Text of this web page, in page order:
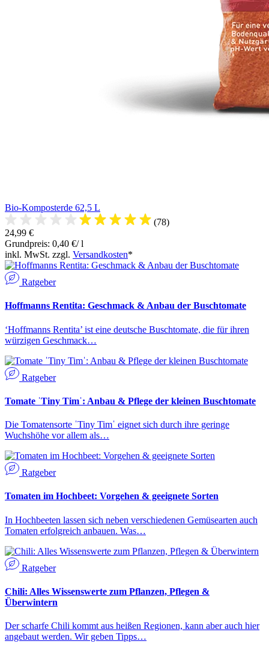
Bio-Komposterde 62,5 L
(78)
24,99 €
Grundpreis: 0,40 €/ l
inkl. MwSt. zzgl. Versandkosten*
Ratgeber
Hoffmanns Rentita: Geschmack & Anbau der Buschtomate
‘Hoffmanns Rentita’ ist eine deutsche Buschtomate, die für ihren
würzigen Geschmack…
Ratgeber
Tomate ˈTiny Timˈ: Anbau & Pflege der kleinen Buschtomate
Die Tomatensorte ˈTiny Timˈ eignet sich durch ihre geringe
Wuchshöhe vor allem als…
Ratgeber
Tomaten im Hochbeet: Vorgehen & geeignete Sorten
In Hochbeeten lassen sich neben verschiedenen Gemüsearten auch
Tomaten erfolgreich anbauen. Was…
Ratgeber
Chili: Alles Wissenswerte zum Pflanzen, Pflegen &
Überwintern
Der scharfe Chili kommt aus heißen Regionen, kann aber auch hier
angebaut werden. Wir geben Tipps…